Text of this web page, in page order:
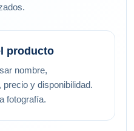
producto
nombre,
y disponibilidad.
fotografía.